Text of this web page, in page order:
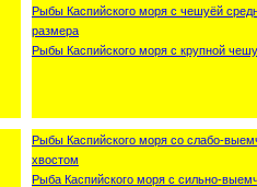
Рыбы Каспийского моря с чешуёй
размера
Рыбы Каспийского моря с крупной
Рыбы Каспийского моря со слабо-
хвостом
Рыба Каспийского моря с сильно-